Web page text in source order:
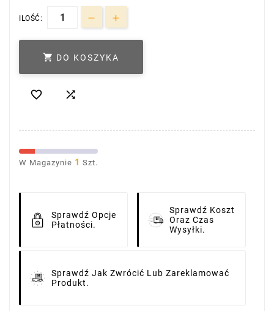
ILOŚĆ:
 DO KOSZYKA
 
W Magazynie 1 Szt.
Sprawdź Opcje
Płatności.
Sprawdź Koszt
Oraz Czas
Wysyłki.
Sprawdź Jak Zwrócić Lub Zareklamować
Produkt.